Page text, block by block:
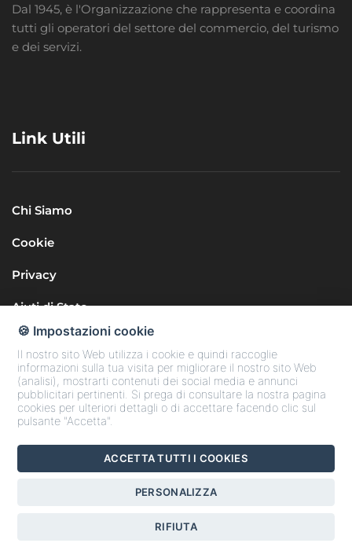
Dal 1945, è l'Organizzazione che rappresenta e coordina
tutti gli operatori del settore del commercio, del turismo
e dei servizi.
Link Utili
Chi Siamo
Cookie
Privacy
Aiuti di Stato
Seguici sui Social
Copyright © 2025 Confcommercio Teramo
🍪 Impostazioni cookie
Il nostro sito Web utilizza i cookie e quindi raccoglie
informazioni sulla tua visita per migliorare il nostro sito Web
(analisi), mostrarti contenuti dei social media e annunci
pubblicitari pertinenti. Si prega di consultare la nostra pagina
cookies per ulteriori dettagli o di accettare facendo clic sul
pulsante "Accetta".
ACCETTA TUTTI I COOKIES
PERSONALIZZA
RIFIUTA